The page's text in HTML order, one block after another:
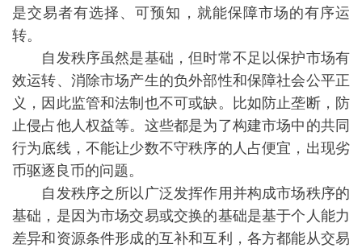
是交易者有选择、可预知，就能保障市场的有序运
转。
自发秩序虽然是基础，但时常不足以保护市场有
效运转、消除市场产生的负外部性和保障社会公平正
义，因此监管和法制也不可或缺。比如防止垄断，防
止侵占他人权益等。这些都是为了构建市场中的共同
行为底线，不能让少数不守秩序的人占便宜，出现劣
币驱逐良币的问题。
自发秩序之所以广泛发挥作用并构成市场秩序的
基础，是因为市场交易或交换的基础是基于个人能力
差异和资源条件形成的互补和互利，各方都能从交易